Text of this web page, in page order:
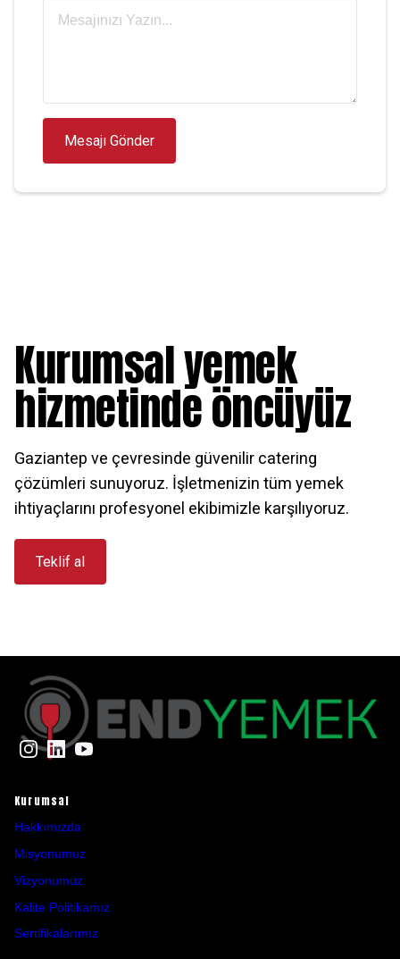
Kurumsal yemek
hizmetinde öncüyüz
Gaziantep ve çevresinde güvenilir catering
çözümleri sunuyoruz. İşletmenizin tüm yemek
ihtiyaçlarını profesyonel ekibimizle karşılıyoruz.
Teklif al
Instagram
LinkedInYouTube
Kurumsal
Hakkımızda
Misyonumuz
Vizyonumuz
Kalite Politikamız
Sertifikalarımız